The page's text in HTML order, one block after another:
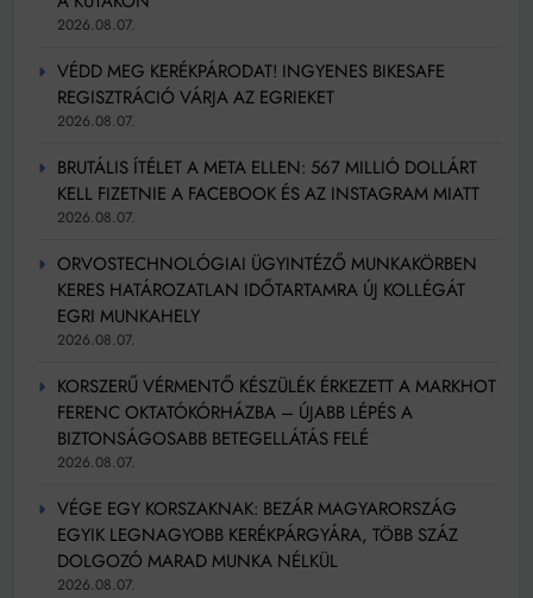
2026.08.07.
VÉDD MEG KERÉKPÁRODAT! INGYENES BIKESAFE
REGISZTRÁCIÓ VÁRJA AZ EGRIEKET
2026.08.07.
BRUTÁLIS ÍTÉLET A META ELLEN: 567 MILLIÓ DOLLÁRT
KELL FIZETNIE A FACEBOOK ÉS AZ INSTAGRAM MIATT
2026.08.07.
ORVOSTECHNOLÓGIAI ÜGYINTÉZŐ MUNKAKÖRBEN
KERES HATÁROZATLAN IDŐTARTAMRA ÚJ KOLLÉGÁT
EGRI MUNKAHELY
2026.08.07.
KORSZERŰ VÉRMENTŐ KÉSZÜLÉK ÉRKEZETT A MARKHOT
FERENC OKTATÓKÓRHÁZBA – ÚJABB LÉPÉS A
BIZTONSÁGOSABB BETEGELLÁTÁS FELÉ
2026.08.07.
VÉGE EGY KORSZAKNAK: BEZÁR MAGYARORSZÁG
EGYIK LEGNAGYOBB KERÉKPÁRGYÁRA, TÖBB SZÁZ
DOLGOZÓ MARAD MUNKA NÉLKÜL
2026.08.07.